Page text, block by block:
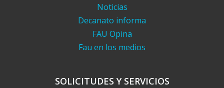
Noticias
Decanato informa
FAU Opina
Fau en los medios
SOLICITUDES Y SERVICIOS